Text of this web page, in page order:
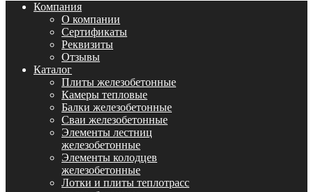
Компания
О компании
Сертификаты
Реквизиты
Отзывы
Каталог
Плиты железобетонные
Камеры тепловые
Балки железобетонные
Сваи железобетонные
Элементы лестниц
железобетонные
Элементы колодцев
железобетонные
Лотки и плиты теплотрасс